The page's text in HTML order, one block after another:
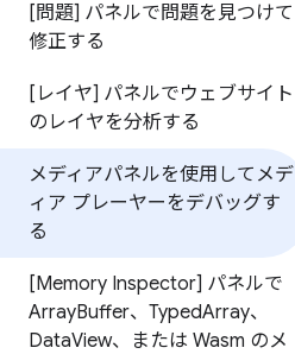
[問題] パネルで問題を見つけて
修正する
[レイヤ] パネルでウェブサイト
のレイヤを分析する
メディアパネルを使用してメデ
ィア プレーヤーをデバッグす
る
[Memory Inspector] パネルで
ArrayBuffer、TypedArray、
DataView、または Wasm のメ